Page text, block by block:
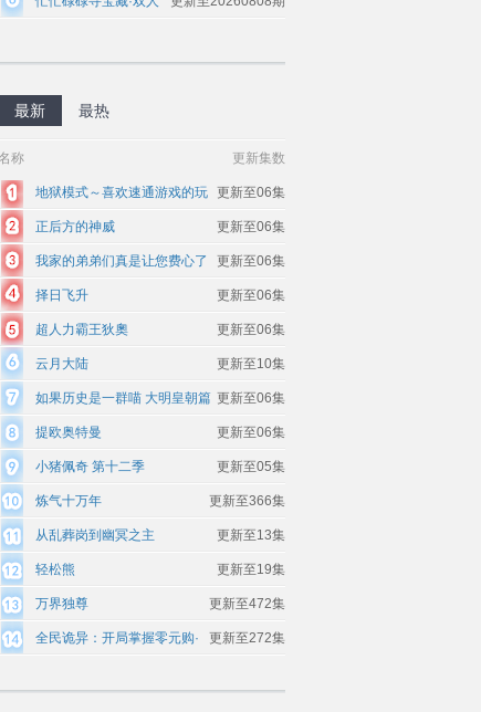
最新 最热
称 更新集数
更新至06集
地狱模式～喜欢速通游戏的玩
家在废设定异世界无双～第二季更新至06集
正后方的神威
更新至06集
我家的弟弟们真是让您费心了
更新至06集
择日飞升
更新至06集
超人力霸王狄奧
更新至10集
云月大陆
更新至06集
如果历史是一群喵 大明皇朝篇
更新至06集
提欧奥特曼
更新至05集
小猪佩奇 第十二季
更新至366集
炼气十万年
更新至13集
从乱葬岗到幽冥之主
更新至19集
轻松熊
更新至472集
万界独尊
更新至272集
全民诡异：开局掌握零元购·